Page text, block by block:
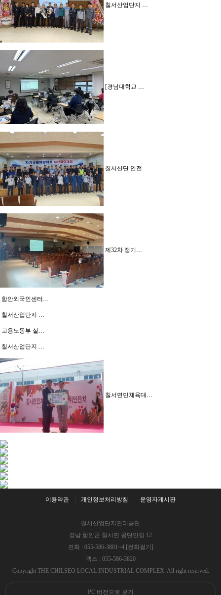
칠서산업단지 …
[경남대학교 …
칠서산단 안전…
제32차 정기…
함안외국인센터…
칠서산업단지 …
고용노동부 실…
칠서산업단지 …
칠서면민체육대…
이용약관 개인정보처리방침 운영자게시판
칠서산업단지관리공단
경남 함안군 칠서면 공단안길 12
전화 : 055-586-3801~4 [전화걸기]
팩스 : 055-586-3820
Copyright THE CHILSEO LOCAL INDUSTRIAL COMPLEX. All right reserved.
PC 버전으로 보기